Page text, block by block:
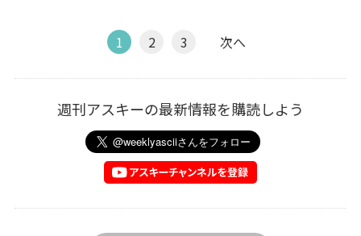
1 2 3 次へ
週刊アスキーの最新情報を購読しよう